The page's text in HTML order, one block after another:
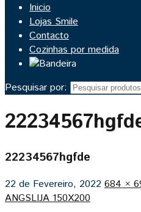
Inicio
Lojas Smile
Contacto
Cozinhas por medida
Pesquisar por:
22234567hgfde
22 de Fevereiro, 2022 684 ×
ANGSLIJA 150X200